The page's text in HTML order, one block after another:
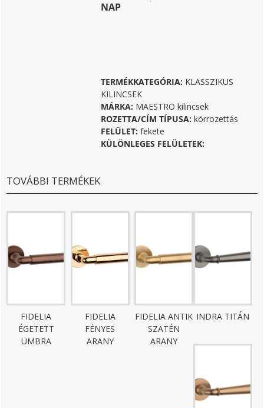
NAP
TERMÉKKATEGÓRIA: KLASSZIKUS
KILINCSEK
MÁRKA: MAESTRO kilincsek
ROZETTA/CÍM TÍPUSA: körrozettás
FELÜLET: fekete
KÜLÖNLEGES FELÜLETEK:
TOVÁBBI TERMÉKEK
FIDELIA
ÉGETETT
UMBRA
FIDELIA
FÉNYES
ARANY
FIDELIA ANTIK
SZATÉN
ARANY
INDRA TITÁN